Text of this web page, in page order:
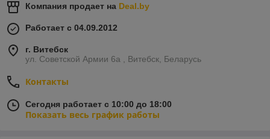
Компания продает на Deal.by
Работает с 04.09.2012
г. Витебск
ул. Советской Армии 6а , Витебск, Беларусь
Контакты
Сегодня работает с 10:00 до 18:00
Показать весь график работы